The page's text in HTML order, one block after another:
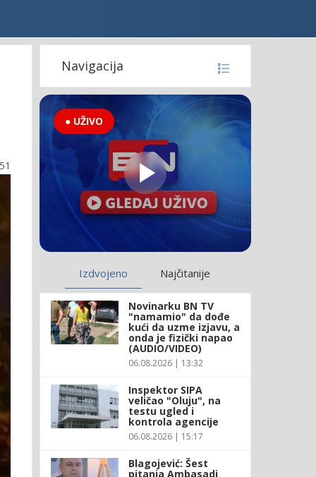
Navigacija
● UŽIVO
Izdvojeno Najčitanije
Novinarku BN TV
"namamio" da dođe
kući da uzme izjavu, a
onda je fizički napao
(AUDIO/VIDEO)
06.08.2026 | 13:32
Inspektor SIPA
veličao "Oluju", na
testu ugled i
kontrola agencije
06.08.2026 | 15:17
Blagojević: Šest
pitanja Ambasadi